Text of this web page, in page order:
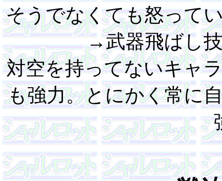
そうでなくても怒って
→武器飛ばし
対空を持ってないキャ
も強力。とにかく常に